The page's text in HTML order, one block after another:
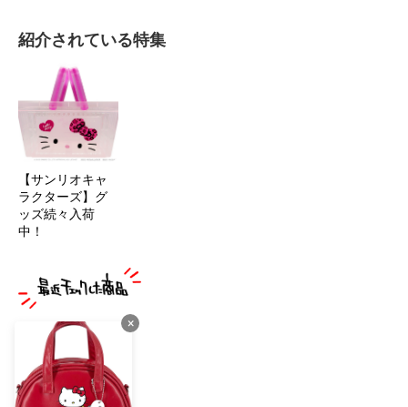
紹介されている特集
【サンリオキャ
ラクターズ】グ
ッズ続々入荷
中！
×